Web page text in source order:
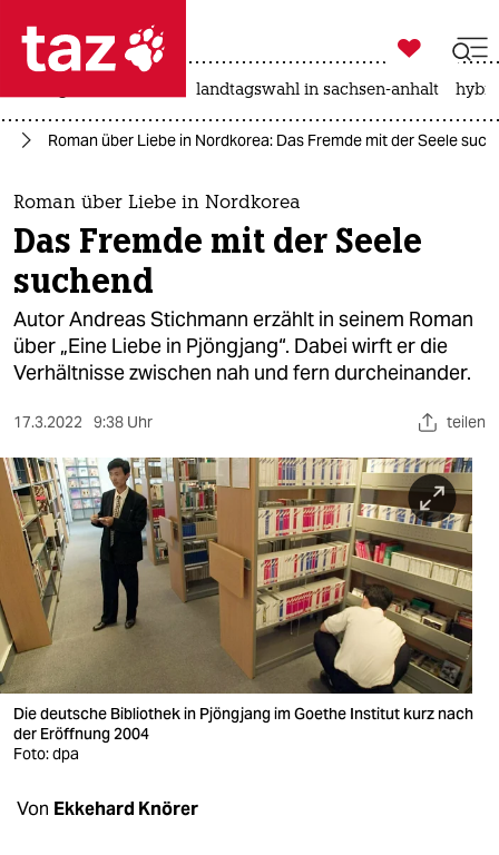
 taz zahl ich
taz zahl ich
themen
politik
öko
gesellschaft
sport
berlin
nord
wahrheit
verlag
verlag
veranstaltungen

taz zahl ich
landtagswahl in sachsen-anhalt
Roman über Liebe in Nordkorea: Das Fremde mit der Seele
Roman über Liebe in Nordkorea
Das Fremde mit der Seele
suchend
Autor Andreas Stichmann erzählt in seinem Roman
über „Eine Liebe in Pjöngjang“. Dabei wirft er die
Verhältnisse zwischen nah und fern durcheinander.
17.3.2022 9:38 Uhr teilen
Die deutsche Bibliothek in Pjöngjang im Goethe Institut kurz nach
der Eröffnung 2004
Foto: dpa
Von Ekkehard Knörer